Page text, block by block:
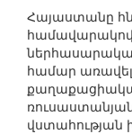
Հայաստանը
համար
վստահության